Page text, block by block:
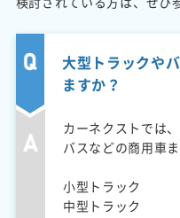
大型トラックや
ますか？
カーネクストでは
バスなどの商用車
小型トラック
中型トラック